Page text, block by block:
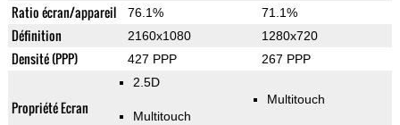
Ratio écran/appareil 76.1% 71.1%
Définition 2160x1080 1280x720
Densité (PPP) 427 PPP 267 PPP
Propriété Ecran
2.5D
Multitouch
Multitouch